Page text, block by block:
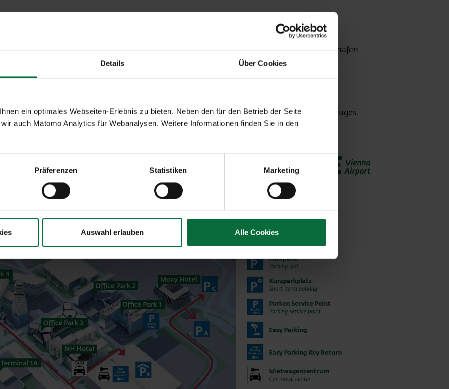
Details Über Cookies
ein optimales Webseiten-Erlebnis zu bieten. Neben den für den Betrieb der Seite
auch Matomo Analytics für Webanalysen. Weitere Informationen finden Sie in den
Präferenzen Statistiken Marketing
Auswahl erlauben Alle Cookies
über die A6 (Nord-Ostautobahn) und die A4 (Ostautobahn), welche direkt zum Flughafen
etwa 66 Km).
am Flughafen Wien
gewährleisten vor und während Ihrer Reise eine bequeme Unterbringung Ihres Fahrzeuges.